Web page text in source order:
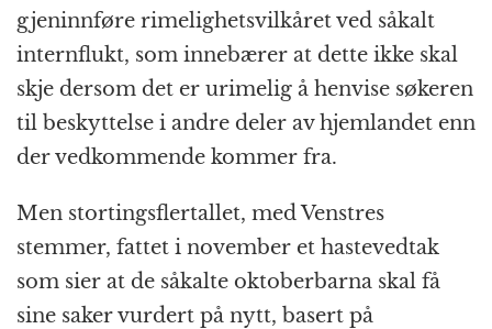
gjeninnføre rimelighetsvilkåret ved såkalt
internflukt, som innebærer at dette ikke skal
skje dersom det er urimelig å henvise søkeren
til beskyttelse i andre deler av hjemlandet enn
der vedkommende kommer fra.
Men stortingsflertallet, med Venstres
stemmer, fattet i november et hastevedtak
som sier at de såkalte oktoberbarna skal få
sine saker vurdert på nytt, basert på